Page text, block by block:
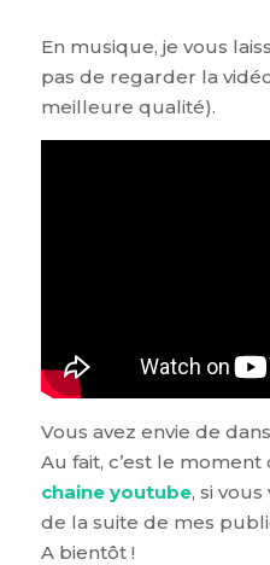
En musique, je vous
pas de regarder la
meilleure qualité).
Vous avez envie de
Au fait, c’est le
chaine youtube, si
de la suite de mes
A bientôt !